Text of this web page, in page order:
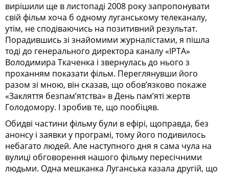
вирішили ще в листопаді 2008 року запропонувати
свій фільм хоча б одному луганському телеканалу,
утім, не сподіваючись на позитивний результат.
Порадившись зі знайомими журналістами, я пішла
тоді до генерального директора каналу «ІРТА»
Володимира Ткаченка і звернулась до нього з
проханням показати фільм. Переглянувши його
разом зі мною, він сказав, що обов’язково покаже
«Закляття безпам’ятства» в День пам’яті жертв
Голодомору. І зробив те, що пообіцяв.
Обидві частини фільму були в ефірі, щоправда, без
анонсу і заявки у програмі, тому його подивилось
небагато людей. Але наступного дня я сама чула на
вулиці обговорення нашого фільму пересічними
людьми. Одна мешканка Луганська казала другій, що